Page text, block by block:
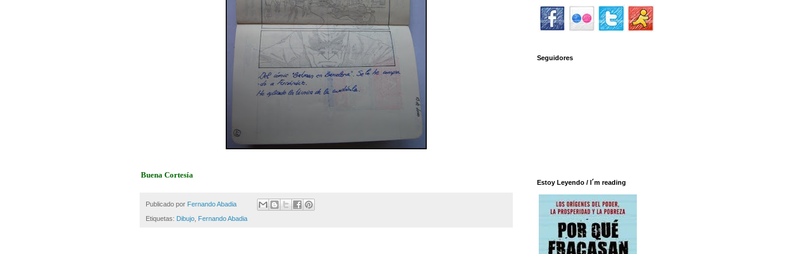
Buena Cortesía
Publicado por Fernando Abadia
Etiquetas: Dibujo Fernando Abadia
Seguidores
Estoy Leyendo / I´m reading